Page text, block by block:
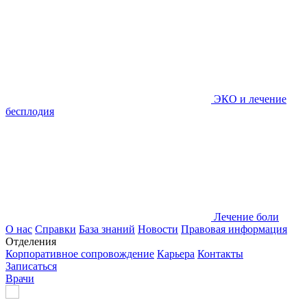
ЭКО и лечение
бесплодия
Лечение боли
О нас Справки База знаний Новости Правовая информация
Отделения
Корпоративное сопровождение Карьера Контакты
Записаться
Врачи